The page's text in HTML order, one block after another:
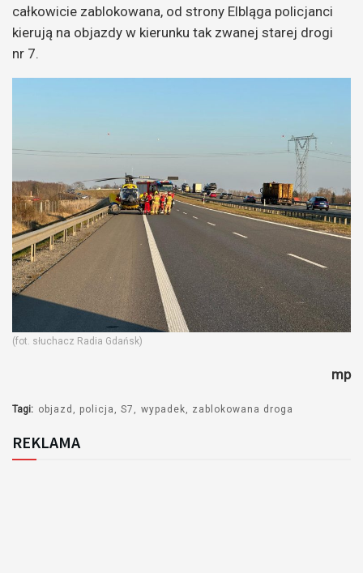
całkowicie zablokowana, od strony Elbląga policjanci
kierują na objazdy w kierunku tak zwanej starej drogi
nr 7.
(fot. słuchacz Radia Gdańsk)
mp
Tagi: objazd policja S7 wypadek zablokowana droga
REKLAMA